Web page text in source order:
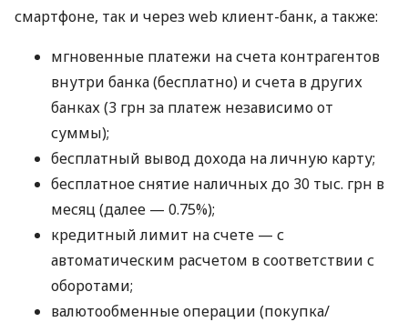
смартфоне, так и через web клиент-банк, а также:
мгновенные платежи на счета контрагентов
внутри банка (бесплатно) и счета в других
банках (3 грн за платеж независимо от
суммы);
бесплатный вывод дохода на личную карту;
бесплатное снятие наличных до 30 тыс. грн в
месяц (далее — 0.75%);
кредитный лимит на счете — с
автоматическим расчетом в соответствии с
оборотами;
валютообменные операции (покупка/